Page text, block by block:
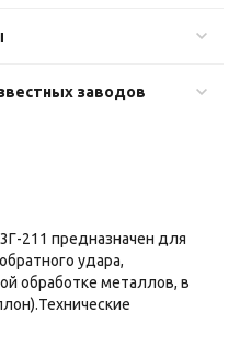
заводов
211 предназначен для
удара,
обработке металлов, в